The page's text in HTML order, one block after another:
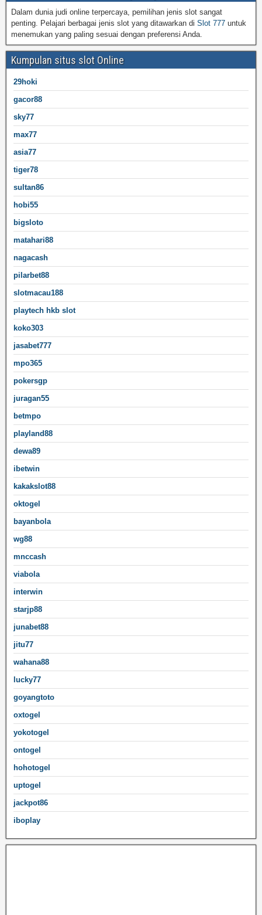
Dalam dunia judi online terpercaya, pemilihan jenis slot sangat
penting. Pelajari berbagai jenis slot yang ditawarkan di Slot 777 untuk
menemukan yang paling sesuai dengan preferensi Anda.
Kumpulan situs slot Online
29hoki
gacor88
sky77
max77
asia77
tiger78
sultan86
hobi55
bigsloto
matahari88
nagacash
pilarbet88
slotmacau188
playtech hkb slot
koko303
jasabet777
mpo365
pokersgp
juragan55
betmpo
playland88
dewa89
ibetwin
kakakslot88
oktogel
bayanbola
wg88
mnccash
viabola
interwin
starjp88
junabet88
jitu77
wahana88
lucky77
goyangtoto
oxtogel
yokotogel
ontogel
hohotogel
uptogel
jackpot86
iboplay